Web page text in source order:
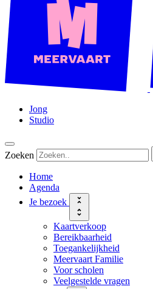
Jong
Studio
Zoeken
Home
Agenda
Je bezoek
Kaartverkoop
Bereikbaarheid
Toegankelijkheid
Meervaart Familie
Voor scholen
Veelgestelde vragen